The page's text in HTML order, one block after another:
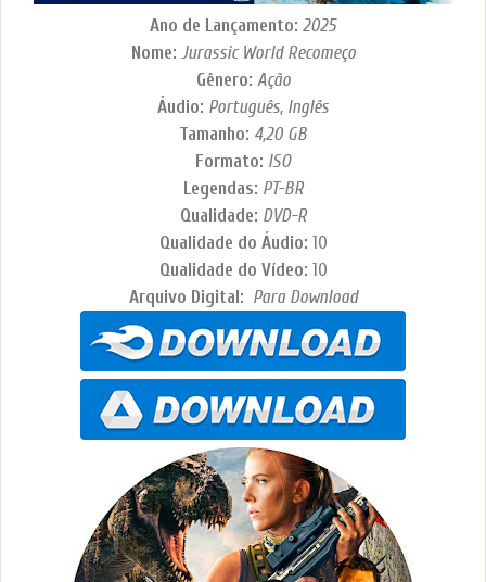
Ano de Lançamento: 2025
Nome: Jurassic World Recomeço
Gênero: Ação
Áudio: Português, Inglês
Tamanho: 4,20 GB
Formato: ISO
Legendas: PT-BR
Qualidade: DVD-R
Qualidade do Áudio: 10
Qualidade do Vídeo: 10
Arquivo Digital: Para Download